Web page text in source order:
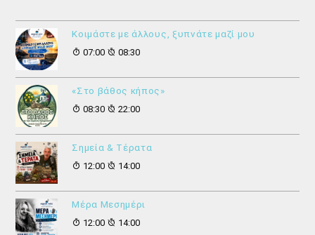
Κοιμάστε με άλλους, ξυπνάτε μαζί μου
07:00
08:30
«Στο βάθος κήπος»
08:30
22:00
Σημεία & Τέρατα
12:00
14:00
Μέρα Μεσημέρι
12:00
14:00